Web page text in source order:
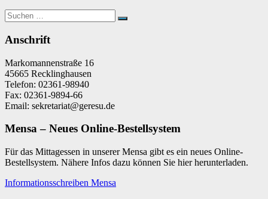
Suchen
nach:
Suchen
Anschrift
Markomannenstraße 16
45665 Recklinghausen
Telefon: 02361-98940
Fax: 02361-9894-66
Email: sekretariat@geresu.de
Mensa – Neues Online-Bestellsystem
Für das Mittagessen in unserer Mensa gibt es ein neues Online-
Bestellsystem. Nähere Infos dazu können Sie hier herunterladen.
Informationsschreiben Mensa